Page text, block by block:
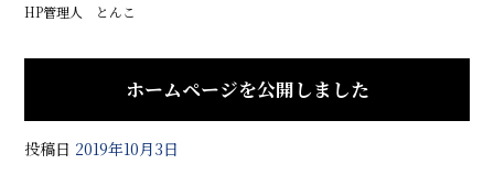
HP管理人 とんこ
ホームページを公開しました
投稿日 2019年10月3日